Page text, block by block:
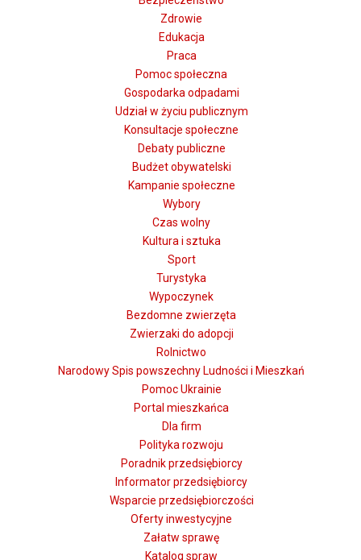
Zdrowie
Edukacja
Praca
Pomoc społeczna
Gospodarka odpadami
Udział w życiu publicznym
Konsultacje społeczne
Debaty publiczne
Budżet obywatelski
Kampanie społeczne
Wybory
Czas wolny
Kultura i sztuka
Sport
Turystyka
Wypoczynek
Bezdomne zwierzęta
Zwierzaki do adopcji
Rolnictwo
Narodowy Spis powszechny Ludności i Mieszkań
Pomoc Ukrainie
Portal mieszkańca
Dla firm
Polityka rozwoju
Poradnik przedsiębiorcy
Informator przedsiębiorcy
Wsparcie przedsiębiorczości
Oferty inwestycyjne
Załatw sprawę
Katalog spraw